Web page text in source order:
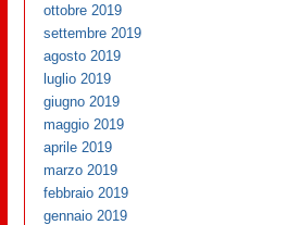
ottobre 2019
settembre 2019
agosto 2019
luglio 2019
giugno 2019
maggio 2019
aprile 2019
marzo 2019
febbraio 2019
gennaio 2019